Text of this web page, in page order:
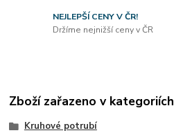
NEJLEPŠÍ CENY V ČR!
Držíme nejnižší ceny v ČR
Zboží zařazeno v kategoriích
Kruhové potrubí